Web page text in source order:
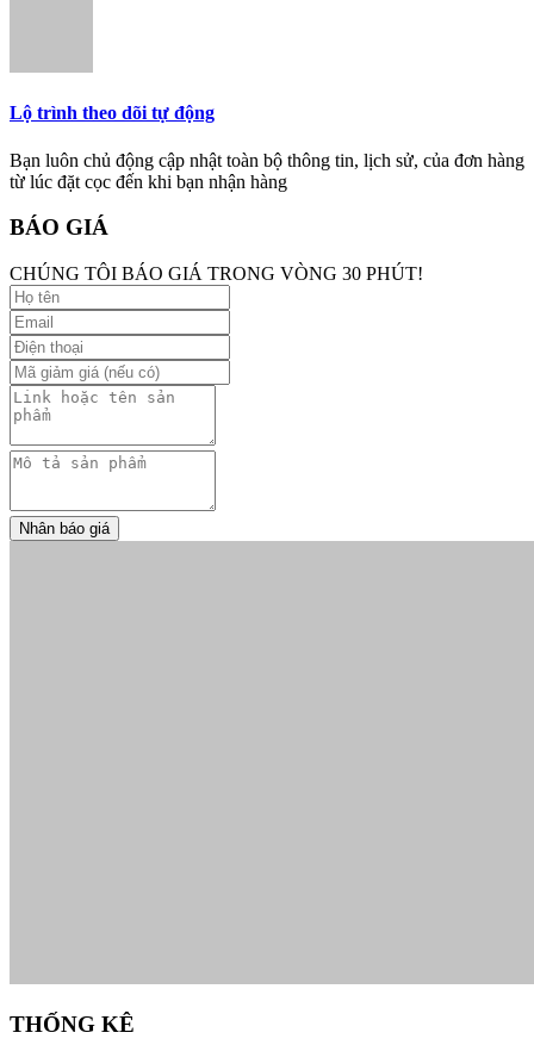
Lộ trình theo dõi tự động
Bạn luôn chủ động cập nhật toàn bộ thông tin, lịch sử, của đơn hàng
từ lúc đặt cọc đến khi bạn nhận hàng
BÁO GIÁ
CHÚNG TÔI BÁO GIÁ TRONG VÒNG 30 PHÚT!
Nhân báo giá
THỐNG KÊ